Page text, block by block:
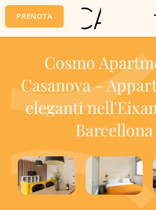
Vai
contenuto
PRENOTA
Cosmo
Casanova -
eleganti
Barcellona